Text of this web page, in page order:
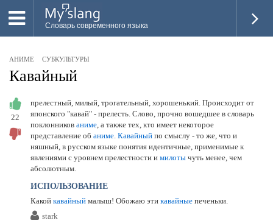
Словарь современного языка
НОВОЕ
ПОПУЛЯРНОЕ
ПРОВЕРИТЬ ЗНАНИЯ
ДОБАВИТЬ СЛОВО
ПРОСВЕТИТЕЛИ
ВОЙТИ
АНИМЕ СУБКУЛЬТУРЫ
Кавайный
22
прелестный, милый, трогательный, хорошенький. Происходит от
японского "кавай" - прелесть. Слово, прочно вошедшее в словарь
поклонников аниме, а также тех, кто имеет некоторое
представление об аниме. Кавайный по смыслу - то же, что и
няшный, в русском языке понятия идентичные, применимые к
явлениями с уровнем прелестности и милоты чуть менее, чем
абсолютным.
ИСПОЛЬЗОВАНИЕ
Какой кавайный малыш! Обожаю эти кавайные печеньки.
stark